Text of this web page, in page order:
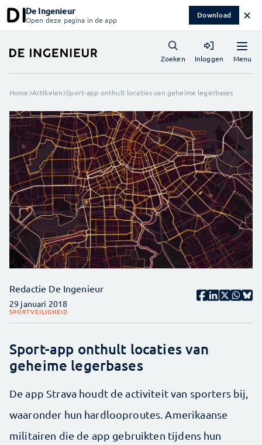
De Ingenieur
Open deze pagina in de app Download ✕
Menu
Zoeken Inloggen
Home Artikelen Sport-app onthult locaties van geheime legerbases
Redactie De Ingenieur
29 januari 2018
SPORTVEILIGHEID
Sport-app onthult locaties van
geheime legerbases
De app Strava houdt de activiteit van sporters bij,
waaronder hun hardlooproutes. Amerikaanse
militairen die de app gebruikten tijdens hun